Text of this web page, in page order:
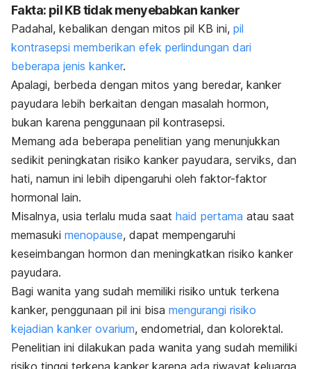
Fakta: pil KB tidak menyebabkan kanker
Padahal, kebalikan dengan mitos pil KB ini, pil
kontrasepsi memberikan efek perlindungan dari
beberapa jenis kanker.
Apalagi, berbeda dengan mitos yang beredar, kanker
payudara lebih berkaitan dengan masalah hormon,
bukan karena penggunaan pil kontrasepsi.
Memang ada beberapa penelitian yang menunjukkan
sedikit peningkatan risiko kanker payudara, serviks, dan
hati, namun ini lebih dipengaruhi oleh faktor-faktor
hormonal lain.
Misalnya, usia terlalu muda saat haid pertama atau saat
memasuki menopause, dapat mempengaruhi
keseimbangan hormon dan meningkatkan risiko kanker
payudara.
Bagi wanita yang sudah memiliki risiko untuk terkena
kanker, penggunaan pil ini bisa mengurangi risiko
kejadian kanker ovarium, endometrial, dan kolorektal.
Penelitian ini dilakukan pada wanita yang sudah memiliki